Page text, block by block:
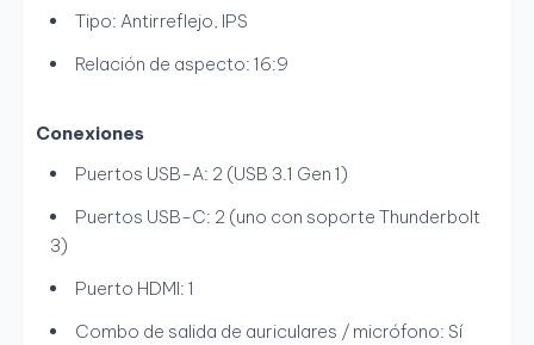
Tipo: Antirreflejo, IPS
Relación de aspecto: 16:9
Conexiones
Puertos USB-A: 2 (USB 3.1 Gen 1)
Puertos USB-C: 2 (uno con soporte Thunderbolt
3)
Puerto HDMI: 1
Combo de salida de auriculares / micrófono: Sí